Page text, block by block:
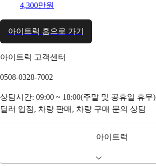
4,300만원
아이트럭 홈으로 가기
아이트럭 고객센터
0508-0328-7002
상담시간: 09:00 ~ 18:00(주말 및 공휴일 휴무)
딜러 입점, 차량 판매, 차량 구매 문의 상담
아이트럭